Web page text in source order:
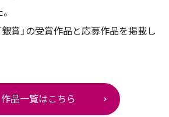
「銀賞」の受賞作品と応募作品を掲載し
作品一覧はこちら